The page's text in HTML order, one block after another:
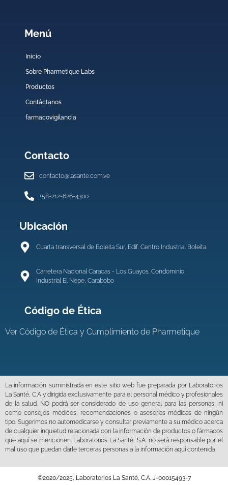
Menú
Inicio
Sobre Pharmetique Labs
Productos
Contáctanos
farmacovigilancia
Contacto
contacto@lasante.com.ve
+58-212-626-4300
Ubicación
Cuarta transversal de Boleita Sur, Edif. Centro Industrial Boleíta.
Carretera Nacional Caracas - Los Guayos. Condominio
Industrial El Nepe, Carabobo
Código de Ética
VerCódigo de Ética y Cumplimiento de Pharmetique
La información suministrada en este sitio web fue preparada por Laboratorios
La Santé, C.A y dirigida exclusivamente para el personal médico y profesionales
de la salud. NO podrá ser considerado de uso general para las personas, ni
como consejos médicos, recomendaciones o asesorías médicas de ningún
tipo. Sugerimos no automedicarse y consultar previamente a su médico acerca
de cualquier inquietud relacionada con la información de productos o fármacos
que aquí se mencionen. Laboratorios La Santé, S.A. no será responsable por el
mal uso que puedan darle terceras personas a la información aquí contenida
©2020/2025, Laboratorios La Santé, C.A. J-00015493-7